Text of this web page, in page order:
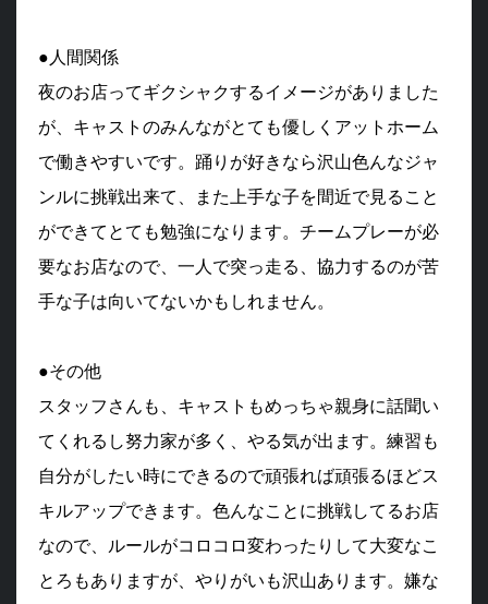
●人間関係
夜のお店ってギクシャクするイメージがありました
が、キャストのみんながとても優しくアットホーム
で働きやすいです。踊りが好きなら沢山色んなジャ
ンルに挑戦出来て、また上手な子を間近で見ること
ができてとても勉強になります。チームプレーが必
要なお店なので、一人で突っ走る、協力するのが苦
手な子は向いてないかもしれません。
●その他
スタッフさんも、キャストもめっちゃ親身に話聞い
てくれるし努力家が多く、やる気が出ます。練習も
自分がしたい時にできるので頑張れば頑張るほどス
キルアップできます。色んなことに挑戦してるお店
なので、ルールがコロコロ変わったりして大変なこ
とろもありますが、やりがいも沢山あります。嫌な